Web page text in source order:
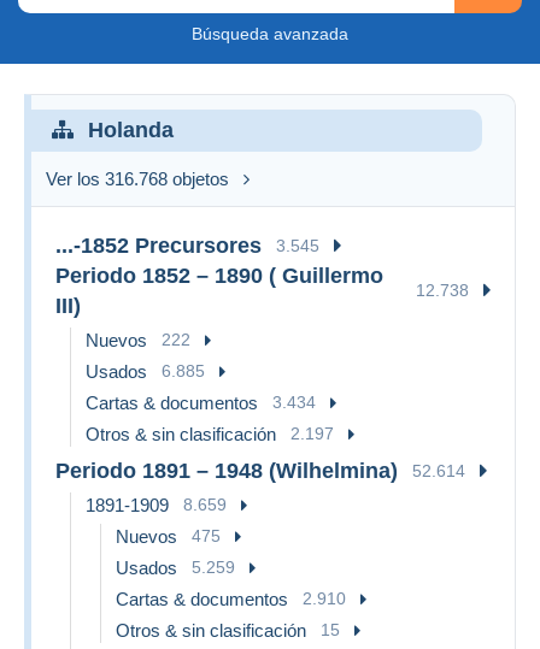
Búsqueda avanzada
Holanda
Ver los 316.768 objetos
...-1852 Precursores 3.545
Periodo 1852 – 1890 ( Guillermo
III)
12.738
Nuevos 222
Usados 6.885
Cartas & documentos 3.434
Otros & sin clasificación 2.197
Periodo 1891 – 1948 (Wilhelmina) 52.614
1891-1909 8.659
Nuevos 475
Usados 5.259
Cartas & documentos 2.910
Otros & sin clasificación 15